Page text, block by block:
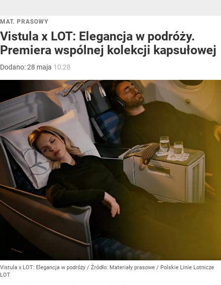
MAT. PRASOWY
Vistula x LOT: Elegancja w podróży.
Premiera wspólnej kolekcji kapsułowej
Dodano:28 maja 10:28
Vistula x LOT: Elegancja w podróży / Źródło: Materiały prasowe / Polskie Linie Lotnicze
LOT